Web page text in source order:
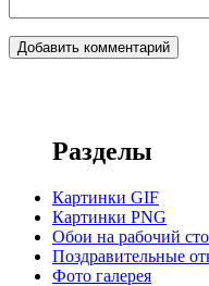
Разделы
Картинки GIF
Картинки PNG
Обои на рабочий
Поздравительные
Фото галерея